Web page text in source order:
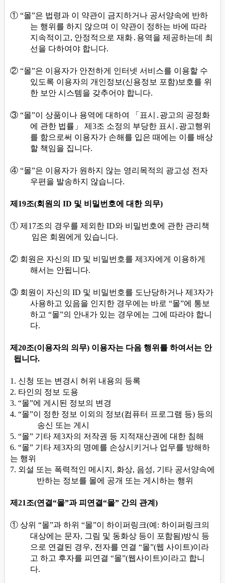
① “몰”은 법령과 이 약관이 금지하거나 공서양속에 반하
는 행위를 하지 않으며 이 약관이 정하는 바에 따라
지속적이고, 안정적으로 재화․ 용역을 제공하는데 최
선을 다하여야 합니다.
② “몰”은 이용자가 안전하게 인터넷 서비스를 이용할 수
있도록 이용자의 개인정보(신용정보 포함)보호를 위
한 보안 시스템을 갖추어야 합니다.
③ “몰”이 상품이나 용역에 대하여 「 표시 ․ 광고의 공정화
에 관한 법률 」제3조 소정의 부당한 표시 ․ 광고행위
를 함으로써 이용자가 손해를 입은 때에는 이를 배상
할 책임을 집니다.
④ “몰”은 이용자가 원하지 않는 영리목적의 광고성 전자
우편을 발송하지 않습니다.
제 19조(회원의 ID 및 비밀번호에 대한 의무)
① 제 17조의 경우를 제외한 ID와 비밀번호에 관한 관리책
임은 회원에게 있습니다.
② 회원은 자신의 ID 및 비밀번호를 제 3자에게 이용하게
해서는 안됩니다.
③ 회원이 자신의 ID 및 비밀번호를 도난당하거나 제 3자가
사용하고 있음을 인지한 경우에는 바로“몰”에 통보
하고“몰”의 안내가 있는 경우에는 그에 따라야 합니
다.
제 20조(이용자의 의무) 이용자는 다음 행위를 하여서는 안
됩니다.
1. 신청 또는 변경시 허위 내용의 등록
2. 타인의 정보 도용
3. “몰”에 게시된 정보의 변경
4. “몰”이 정한 정보 이외의 정보(컴퓨터 프로그램 등) 등의
송신 또는 게시
5. “몰” 기타 제 3자의 저작권 등 지적재산권에 대한 침해
6. “몰” 기타 제 3자의 명예를 손상시키거나 업무를 방해하
는 행위
7. 외설 또는 폭력적인 메시지 , 화상, 음성, 기타 공서양속에
반하는 정보를 몰에 공개 또는 게시하는 행위
제 21조(연결“몰”과 피연결“몰” 간의 관계 )
① 상위 “몰”과 하위 “몰”이 하이퍼링크(예 : 하이퍼링크의
대상에는 문자, 그림 및 동화상 등이 포함됨)방식 등
으로 연결된 경우, 전자를 연결“몰”(웹 사이트)이라
고 하고 후자를 피연결“몰”(웹사이트)이라고 합니
다.